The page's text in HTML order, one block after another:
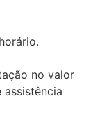
no valor
assistência